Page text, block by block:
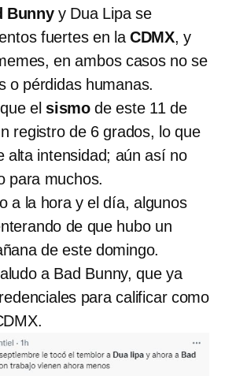
Bunnyy Dua Lipa se
fuertes en la CDMX, y
en ambos casos no se
o pérdidas humanas.
el sismode este 11 de
registro de 6 grados, lo que
alta intensidad; aún así no
para muchos.
a la hora y el día, algunos
de que hubo un
de este domingo.
a Bad Bunny, que ya
para calificar como